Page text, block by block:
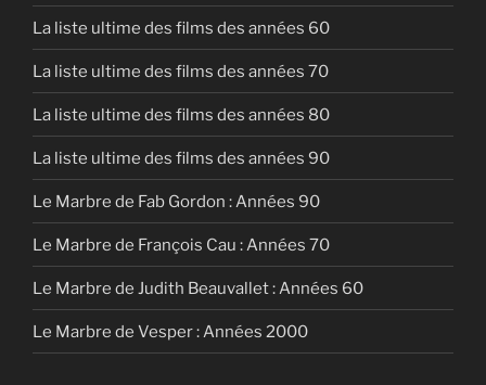
La liste ultime des films des années 60
La liste ultime des films des années 70
La liste ultime des films des années 80
La liste ultime des films des années 90
Le Marbre de Fab Gordon : Années 90
Le Marbre de François Cau : Années 70
Le Marbre de Judith Beauvallet : Années 60
Le Marbre de Vesper : Années 2000